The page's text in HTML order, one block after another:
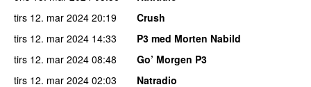
tirs 12. mar 2024 20:19
Crush
tirs 12. mar 2024 14:33
P3 med Morten Nabild
tirs 12. mar 2024 08:48
Go’ Morgen P3
tirs 12. mar 2024 02:03
Natradio